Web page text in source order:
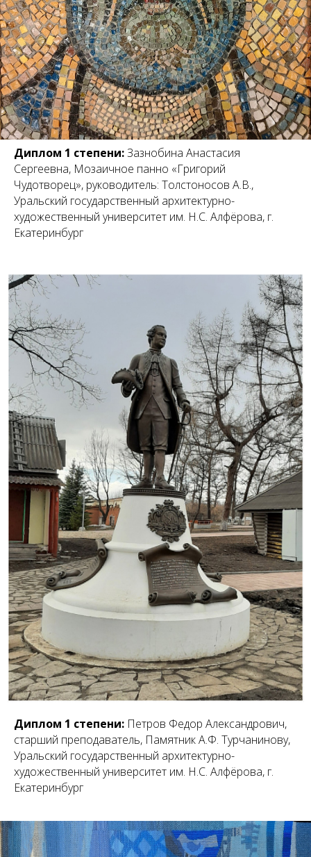
Диплом 1 степени:Зазнобина Анастасия
Сергеевна, Мозаичное панно «Григорий
Чудотворец», руководитель: Толстоносов А.В.,
Уральский государственный архитектурно-
художественный университет им. Н.С. Алфёрова, г.
Екатеринбург
Диплом 1 степени: Петров Федор Александрович,
старший преподаватель, Памятник А.Ф. Турчанинову,
Уральский государственный архитектурно-
художественный университет им. Н.С. Алфёрова, г.
Екатеринбург